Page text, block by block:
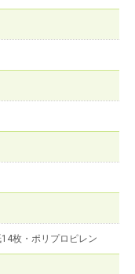
枚・ポリプロピレン